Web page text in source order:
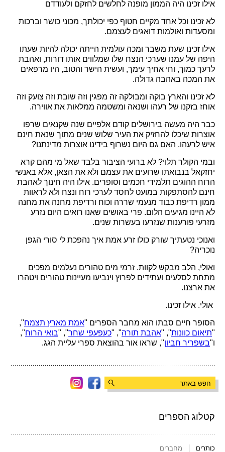
קטלוג הספרים
כותרים מחברים
אילו זכינו היה הממון מופנה לחלשים לחזקם ולעודדם
לא זכינו וכל אחד מקיים חטוף כפי יכולתך, מכוני כושר וברכות
ומסעדות ואולמות דואגים לעצמם.
אילו זכינו שעת משבר ומכה עולמית הייתה יכולה להיות שעתו
היפה של עמנו שערכי הנצח שלו שמלווים אותו דורות, ואהבת
לרעך כמוך, וחי אחיך עימך, ועשית הישר והטוב, היו מרפאים
את המכה באהבה גדולה.
לא זכינו והארץ בוקה ומבולקה זה מפגין וזה שובת וזה צועק וזה
אוחז בזקנו של רעהו ושנאה ומשטמה ממלאות את אווירה.
כבר היה מעשה בירושלים קודם אלפיים שנה שקנאים שרפו
אוצרות שיכלו להחזיק את העיר שלוש שנים מתוך שנאת חינם
איש לרעהו. האם גם היום נשרוף בידינו אוצרות מדינתנו?
ובמי הקולר תלוי? לא ברועי הציבור בלבד שאל מי מהם קרא
יחזקאל בנבואתו שרועים את עצמם ולא את הצאן, אלא באנשי
הרוח ההוגים תלמידי חכמים וסופרים. אילו היה חינוך לאהבת
חינם להסתפקות במועט לחסד לערכי רוח ונצח ולא לראוות
ממון רדיפת כבוד מנעמי שררה וכוח ורדיפת מחנה את מחנה
לא היינו מגיעים הלום. פרי באושים שאנו רואים היום נזרע
מזרעי פורענות שנזרעו בעשרות שנים.
ואנוכי נטעתיך שורק כולו זרע אמת איך נהפכת לי סורי הגפן
נוכריה?
ואולי, הלב מבקש לקוות. זרמי מים טהורים נעלמים מפכים
מתחת לסלעים ועתידים לפרוץ וינביעו מעיינות טהורים ויטהרו
את ארצנו.
אולי. אילו זכינו.
הסופר חיים סבתו הוא מחבר הספרים "אמת מארץ תצמח",
"תיאום כוונות", "אהבת תורה", "כעפעפי שחר", "בואי הרוח",
ו"בשפריר חביון", שראו אור בהוצאת ספרי עליית הגג.